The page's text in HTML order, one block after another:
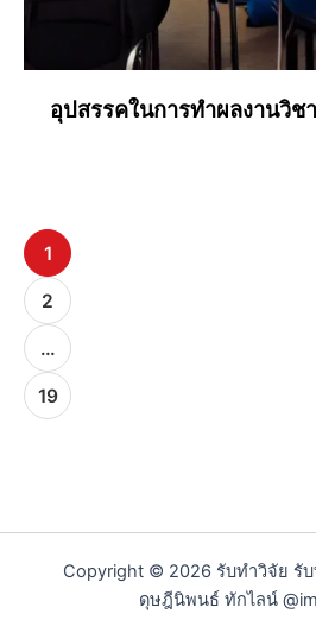
อุปสรรคในการทำผลงานวิช
1
2
…
19
Copyright © 2026 รับทำวิจัย รั
ดุษฎีนิพนธ์ ทักไลน์